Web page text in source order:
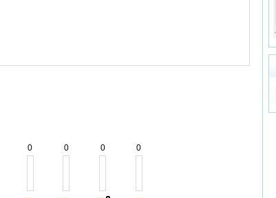
0 0 0 0